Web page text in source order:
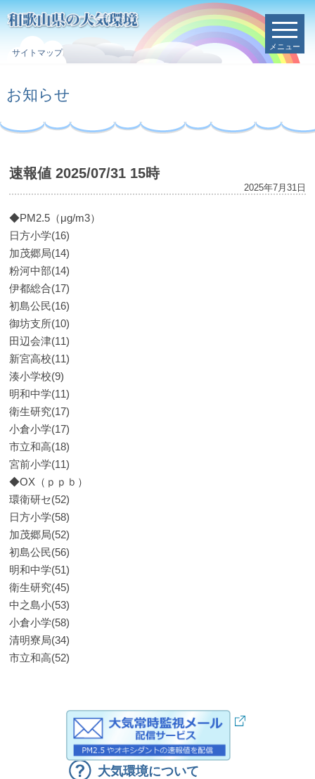
サイトマップ
メニュー
お知らせ
速報値 2025/07/31 15時
2025年7月31日
◆PM2.5（μg/m3）
日方小学(16)
加茂郷局(14)
粉河中部(14)
伊都総合(17)
初島公民(16)
御坊支所(10)
田辺会津(11)
新宮高校(11)
湊小学校(9)
明和中学(11)
衛生研究(17)
小倉小学(17)
市立和高(18)
宮前小学(11)
◆OX（ｐｐｂ）
環衛研セ(52)
日方小学(58)
加茂郷局(52)
初島公民(56)
明和中学(51)
衛生研究(45)
中之島小(53)
小倉小学(58)
清明寮局(34)
市立和高(52)
大気環境について